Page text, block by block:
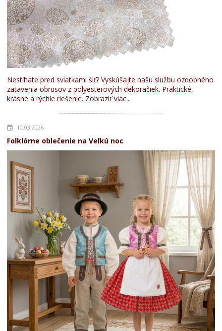
Nestíhate pred sviatkami šiť? Vyskúšajte našu službu ozdobného
zatavenia obrusov z polyesterových dekoračiek. Praktické,
krásne a rýchle riešenie. Zobraziť viac...
10.03.2026
Folklórne oblečenie na Veľkú noc